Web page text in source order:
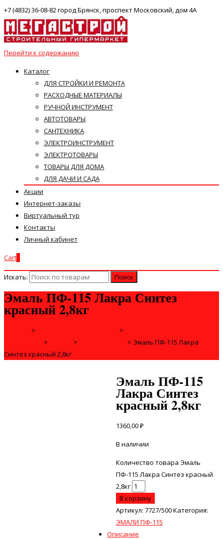
+7 (4832) 36-08-82 город Брянск, проспект Московский, дом 4А
Перейти к содержанию
Каталог
ДЛЯ СТРОЙКИ И РЕМОНТА
РАСХОДНЫЕ МАТЕРИАЛЫ
РУЧНОЙ ИНСТРУМЕНТ
АВТОТОВАРЫ
САНТЕХНИКА
ЭЛЕКТРОИНСТРУМЕНТ
ЭЛЕКТРОТОВАРЫ
ТОВАРЫ ДЛЯ ДОМА
ДЛЯ ДАЧИ И САДА
Акции
Интернет-заказы
Виртуальный тур
Контакты
Личный кабинет
Cart
Искать:
Эмаль ПФ-115 Лакра Синтез
красный 2,8кг
> >
> > > Эмаль ПФ-115 Лакра
Синтез красный 2,8кг
Эмаль ПФ-115
Лакра Синтез
красный 2,8кг
1360,00₽
В наличии
Количество товара Эмаль
ПФ-115 Лакра Синтез красный
2,8кг
В корзину
Артикул: 7727/500Категория:
ЭМАЛИ ПФ-115
Описание